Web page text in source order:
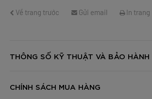
Về trang trước
Gửi email In trang
THÔNG SỐ KỸ THUẬT VÀ BẢO HÀNH
CHÍNH SÁCH MUA HÀNG